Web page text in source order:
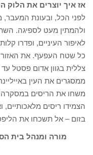
אז איך יוצרים את הלוק
לפני הכל, ובעונת
ולהמתין מעט לספיגה.
לאיפור העיניים, ופדרו
כל שטח העפעף. את האזור
צללית בגוון אדום פסטל
ממסגרים את העין
משחו את הריסים במסקרה
הצמידו ריסים מלאכותיים,
בזום – אל תשכחו את
מורה ומנהל בית